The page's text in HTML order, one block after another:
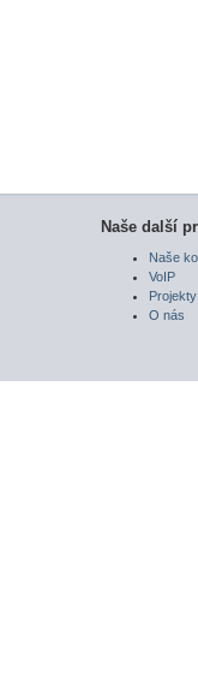
Naše další
Naše
VoIP
Projekty
O nás